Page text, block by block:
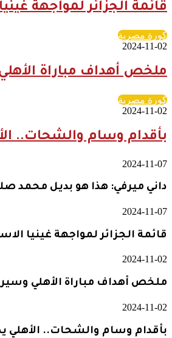
قائمة الجزائر لمواجهة
كورة مصرية
2024-11-02
ملخص أهداف مباراة الأهلي
كورة مصرية
2024-11-02
بأقدام وسام والشحات..
2024-11-07
داني ميرفي: هذا هو بديل محمد
2024-11-07
قائمة الجزائر لمواجهة غينيا
2024-11-02
ملخص أهداف مباراة الأهلي
2024-11-02
بأقدام وسام والشحات.. الأهلي